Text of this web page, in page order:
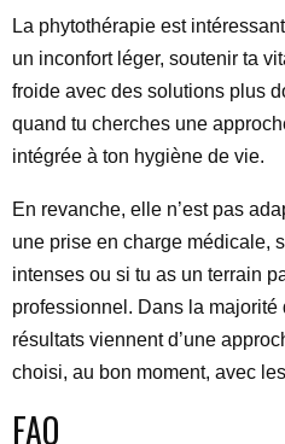
La phytothérapie est
un inconfort léger, soutenir ta
froide avec des solutions plus
quand tu cherches une
intégrée à ton hygiène de vie.
En revanche, elle n’est pas
une prise en charge médicale,
intenses ou si tu as un terrain
professionnel. Dans la
résultats viennent d’une
choisi, au bon moment, avec
FAQ